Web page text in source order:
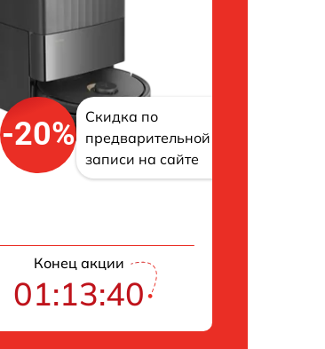
-20%
Скидка по
предварительной
записи на сайте
Конец акции
01:13:39